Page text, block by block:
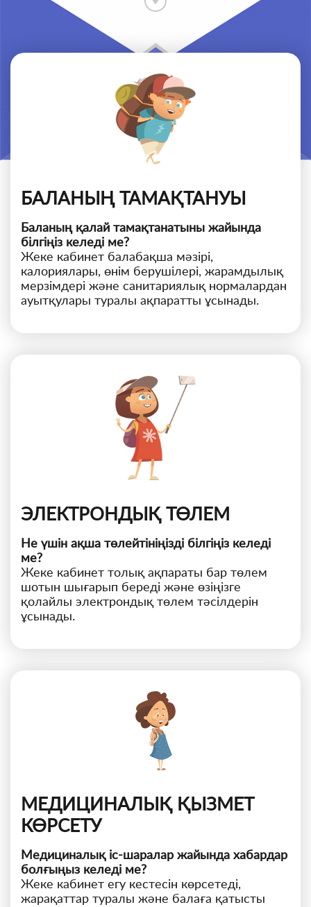
БАЛАНЫҢ ТАМАҚТАНУЫ
Баланың қалай тамақтанатыны жайында
білгіңіз келеді ме?
Жеке кабинет балабақша мәзірі,
калориялары, өнім берушілері, жарамдылық
мерзімдері және санитариялық нормалардан
ауытқулары туралы ақпаратты ұсынады.
ЭЛЕКТРОНДЫҚ ТӨЛЕМ
Не үшін ақша төлейтініңізді білгіңіз келеді
ме?
Жеке кабинет толық ақпараты бар төлем
шотын шығарып береді және өзіңізге
қолайлы электрондық төлем тәсілдерін
ұсынады.
МЕДИЦИНАЛЫҚ ҚЫЗМЕТ
КӨРСЕТУ
Медициналық іс-шаралар жайында хабардар
болғыңыз келеді ме?
Жеке кабинет егу кестесін көрсетеді,
жарақаттар туралы және балаға қатысты